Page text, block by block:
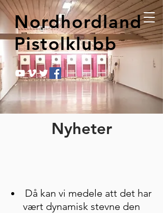
Nordhordland
Pistolklubb
Då kan vi medele att det har
vært dynamisk stevne den
Nyheter